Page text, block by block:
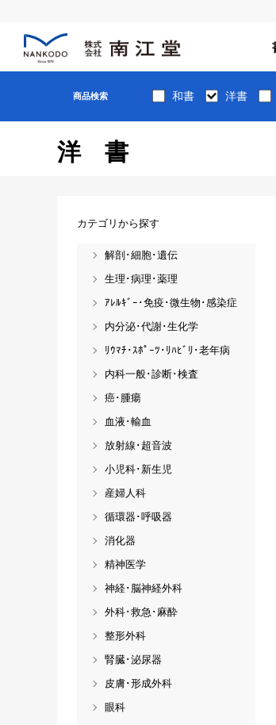
商品検索 和書 洋書
洋書
カテゴリから探す
解剖･細胞･遺伝
生理･病理･薬理
ｱﾚﾙｷﾞｰ･免疫･微生物･感染症
内分泌･代謝･生化学
ﾘｳﾏﾁ･ｽﾎﾟｰﾂ･ﾘﾊﾋﾞﾘ･老年病
内科一般･診断･検査
癌･腫瘍
血液･輸血
放射線･超音波
小児科･新生児
産婦人科
循環器･呼吸器
消化器
精神医学
神経･脳神経外科
外科･救急･麻酔
整形外科
腎臓･泌尿器
皮膚･形成外科
眼科